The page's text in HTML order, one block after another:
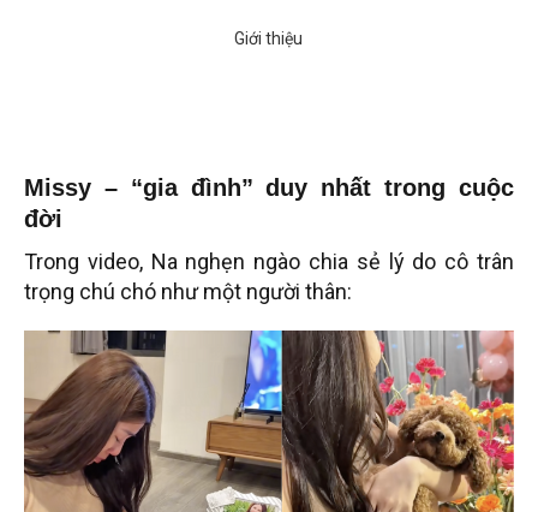
Missy – “gia đình” duy nhất trong cuộc
đời
Trong video, Na nghẹn ngào chia sẻ lý do cô trân
trọng chú chó như một người thân: